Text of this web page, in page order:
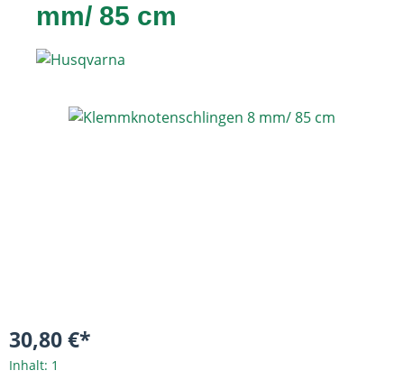
mm/ 85 cm
Bildergalerie überspringen
30,80 €*
Inhalt: 1